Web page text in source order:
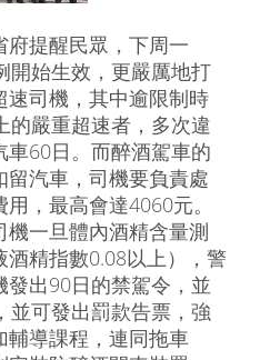
府提醒民眾，下周一
開始生效，更嚴厲地打
速司機，其中逾限制時
的嚴重超速者，多次違
車60日。而醉酒駕車的
留汽車，司機要負責處
，最高會達4060元。
機一旦體內酒精含量測
酒精指數0.08以上），警
發出90日的禁駕令，並
並可發出罰款告票，強
輔導課程，連同拖車